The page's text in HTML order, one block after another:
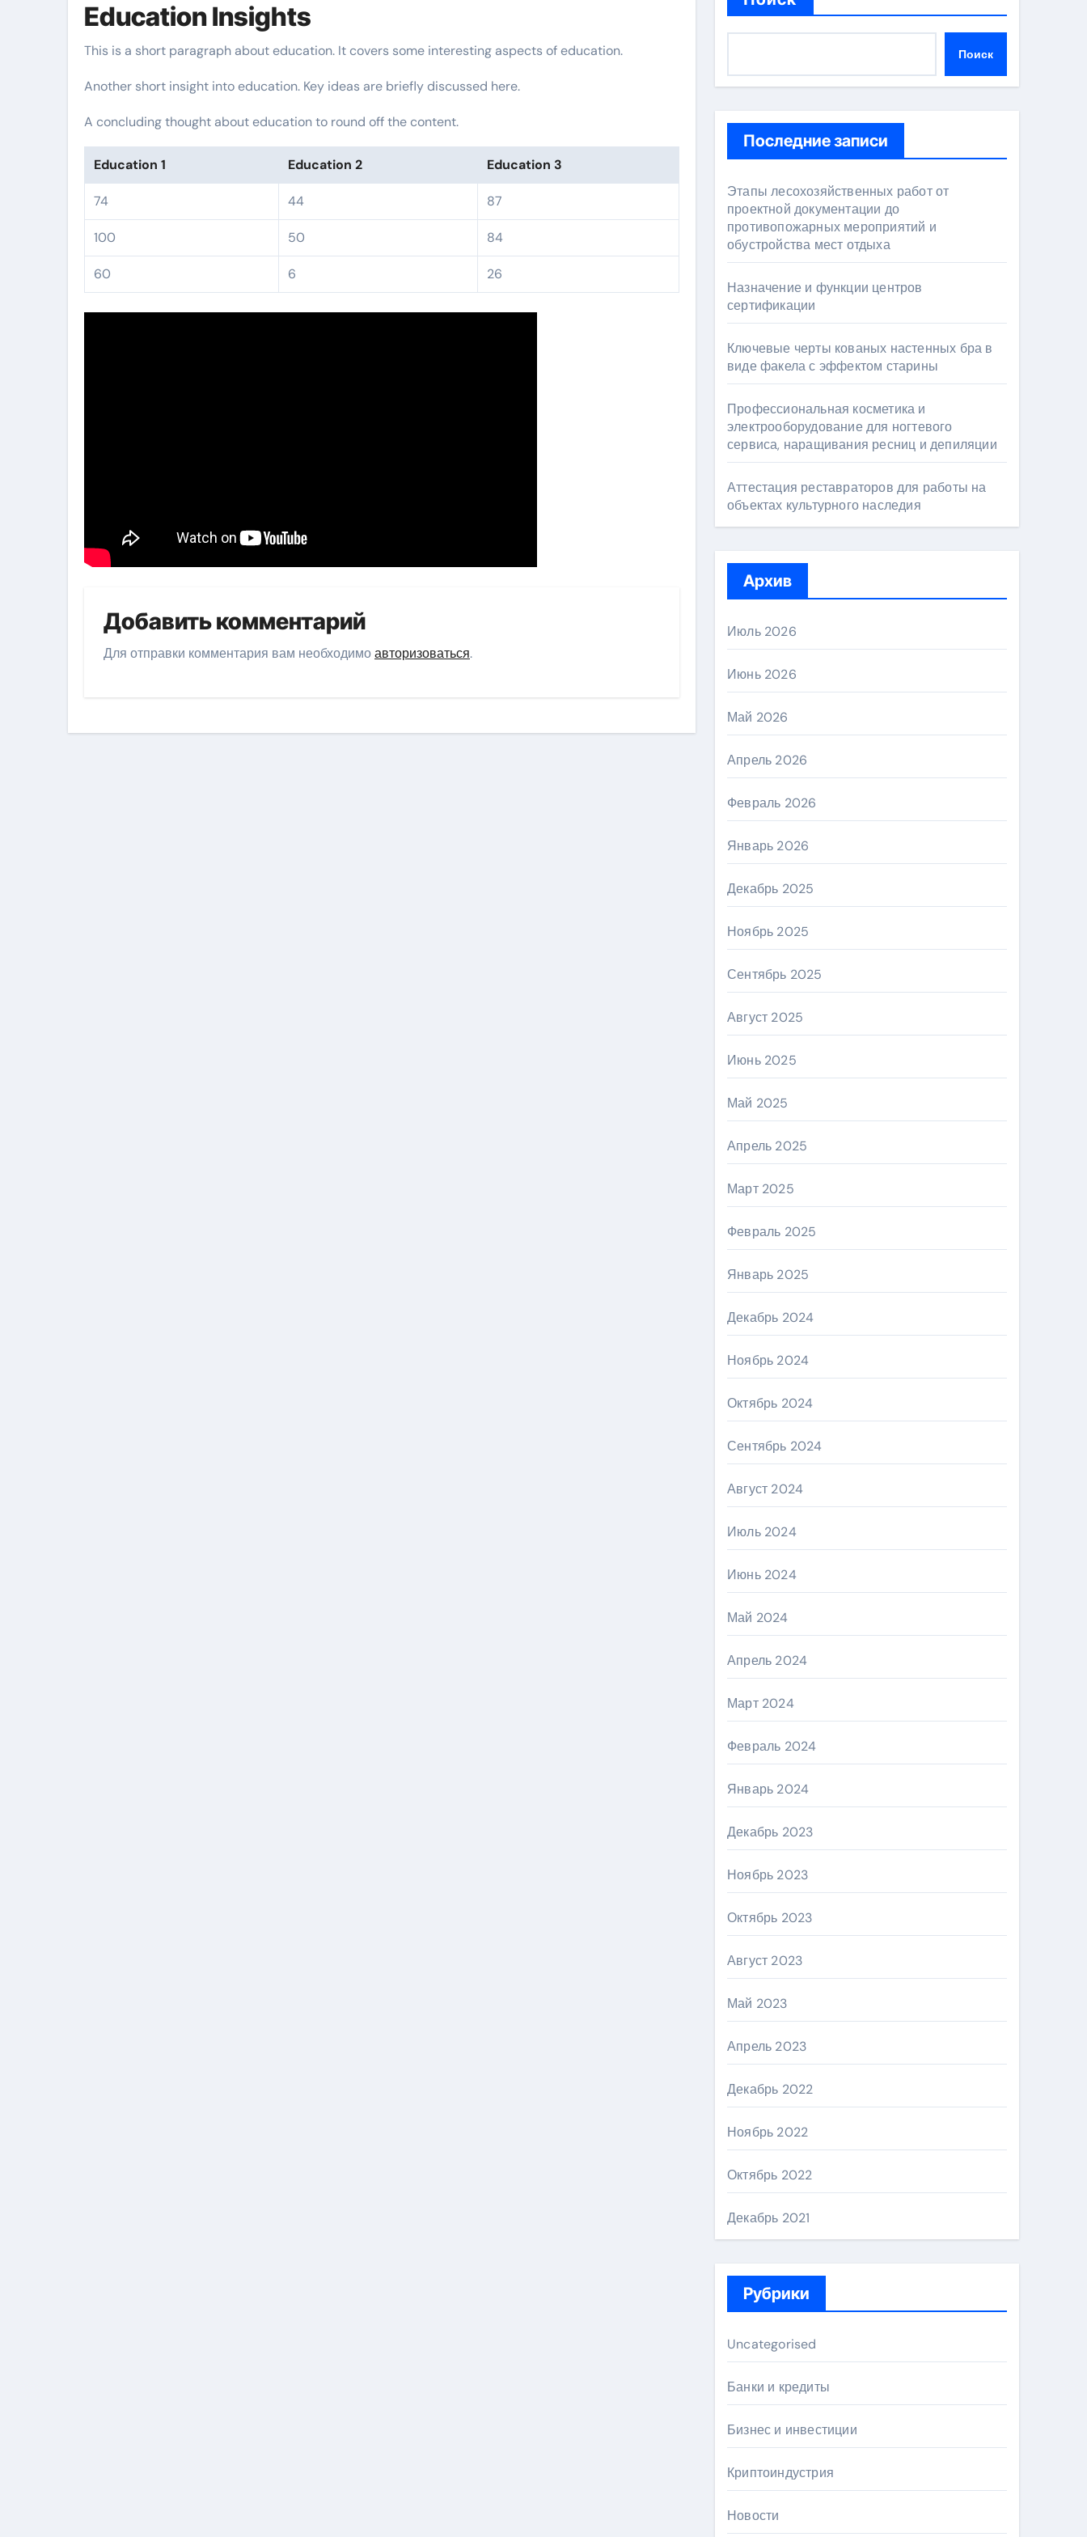
Education Insights
This is a short paragraph about education. It covers some interesting aspects of education.
Another short insight into education. Key ideas are briefly discussed here.
A concluding thought about education to round off the content.
Education 1 Education 2 Education 3
74 44 87
100 50 84
60 6 26
Добавить комментарий
Для отправки комментария вам необходимоавторизоваться.
Поиск
Последние записи
Этапы лесохозяйственных работ от
проектной документации до
противопожарных мероприятий и
обустройства мест отдыха
Назначение и функции центров
сертификации
Ключевые черты кованых настенных бра в
виде факела с эффектом старины
Профессиональная косметика и
электрооборудование для ногтевого
сервиса, наращивания ресниц и депиляции
Аттестация реставраторов для работы на
объектах культурного наследия
Архив
Июль 2026
Июнь 2026
Май 2026
Апрель 2026
Февраль 2026
Январь 2026
Декабрь 2025
Ноябрь 2025
Сентябрь 2025
Август 2025
Июнь 2025
Май 2025
Апрель 2025
Март 2025
Февраль 2025
Январь 2025
Декабрь 2024
Ноябрь 2024
Октябрь 2024
Сентябрь 2024
Август 2024
Июль 2024
Июнь 2024
Май 2024
Апрель 2024
Март 2024
Февраль 2024
Январь 2024
Декабрь 2023
Ноябрь 2023
Октябрь 2023
Август 2023
Май 2023
Апрель 2023
Декабрь 2022
Ноябрь 2022
Октябрь 2022
Декабрь 2021
Рубрики
Uncategorised
Банки и кредиты
Бизнес и инвестиции
Криптоиндустрия
Новости